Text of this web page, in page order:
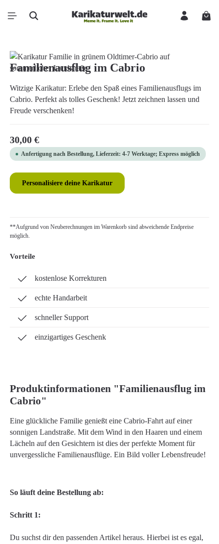
Zum Hauptinhalt springen
Bildergalerie überspringen
Familienausflug im Cabrio
Witzige Karikatur: Erlebe den Spaß eines Familienausflugs im
Cabrio. Perfekt als tolles Geschenk! Jetzt zeichnen lassen und
Freude verschenken!
Regulärer Preis:
30,00 €
Anfertigung nach Bestellung, Lieferzeit: 4-7 Werktage; Express möglich
Personalisiere deine Karikatur
**Aufgrund von Neuberechnungen im Warenkorb sind abweichende Endpreise
möglich.
Vorteile
kostenlose Korrekturen
echte Handarbeit
schneller Support
einzigartiges Geschenk
Produktinformationen "Familienausflug im
Cabrio"
Eine glückliche Familie genießt eine Cabrio-Fahrt auf einer
sonnigen Landstraße. Mit dem Wind in den Haaren und einem
Lächeln auf den Gesichtern ist dies der perfekte Moment für
unvergessliche Familienausflüge. Ein Bild voller Lebensfreude!
So läuft deine Bestellung ab:
Schritt 1:
Du suchst dir den passenden Artikel heraus. Hierbei ist es egal,